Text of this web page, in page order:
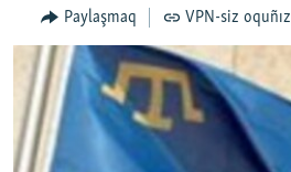
qaytmaq
MEDENİYET
İNSAN AQLARI
VİDEO
SÜRET
Paylaşmaq VPN-siz oquñız